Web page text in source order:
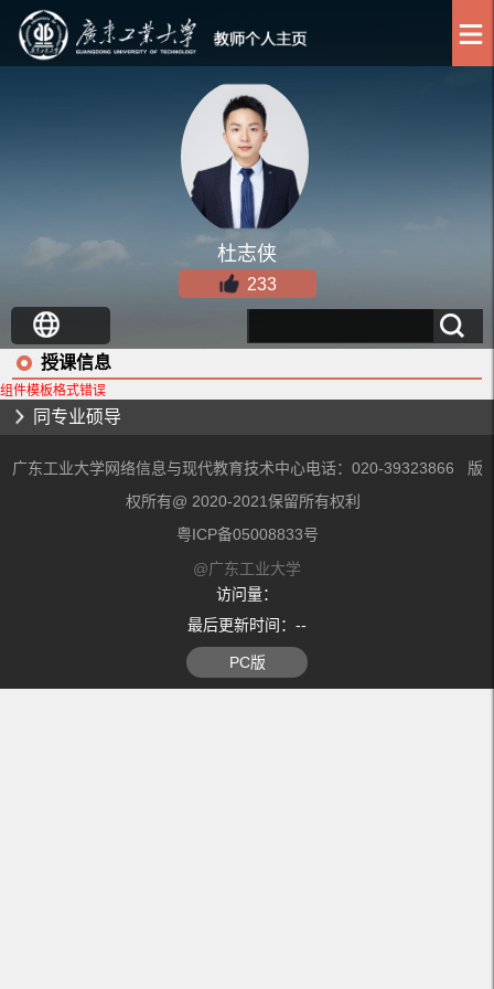
杜志侠
233
授课信息
组件模板格式错误
同专业硕导
广东工业大学网络信息与现代教育技术中心电话：020-39323866 版
权所有@ 2020-2021保留所有权利
粤ICP备05008833号
@广东工业大学
访问量：
最后更新时间： --
PC版